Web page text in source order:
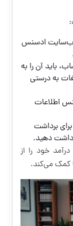
وب‌سایت ادسنس
باید آن را به
به درستی
اطلاعات
برداشت
دهید.
خود را از
کمک می‌کند.